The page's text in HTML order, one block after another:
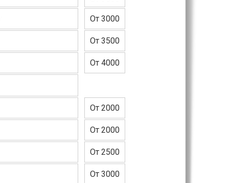
От 3000
От 3500
От 4000
От 2000
От 2000
От 2500
От 3000